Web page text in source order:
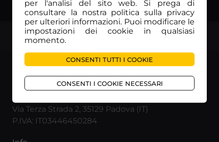
TOP
Via Terza Strada 2, 35129 Padova (IT)
P.IVA: IT03446450284
per l'analisi del sito web. Si prega di
consultare la nostra politica sulla privacy
per ulteriori informazioni. Puoi modificare le
impostazioni dei cookie in qualsiasi
momento.
CONSENTI TUTTI I COOKIE
CONSENTI I COOKIE NECESSARI